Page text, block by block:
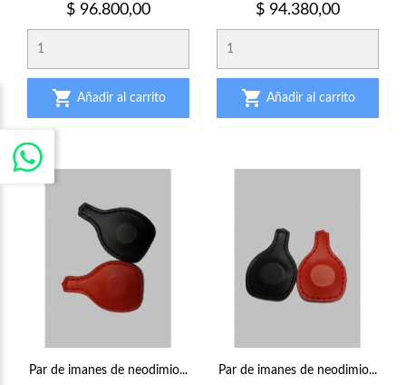
Precio
$ 96.800,00
 Añadir al carrito
Precio
$ 94.380,00
 Añadir al carrito
Par de imanes de neodimio... Par de imanes de neodimio...